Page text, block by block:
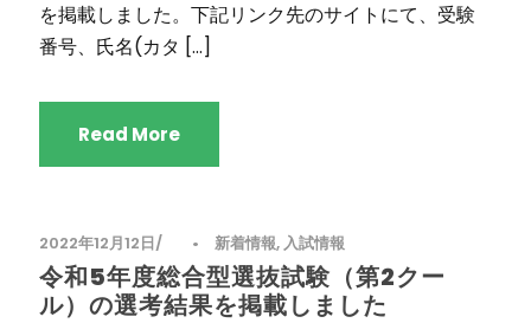
を掲載しました。下記リンク先のサイトにて、受験
番号、氏名(カタ […]
Read More
2022年12月12日 • 新着情報,入試情報
令和5年度総合型選抜試験（第2クー
ル）の選考結果を掲載しました